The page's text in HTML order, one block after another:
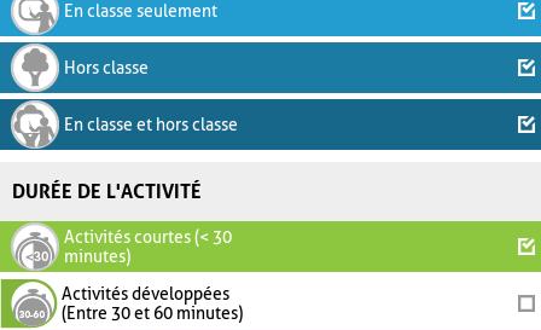
En classe seulement
Hors classe
En classe et hors classe
DURÉE DE L'ACTIVITÉ
Activités courtes (< 30
minutes)
Activités développées
(Entre 30 et 60 minutes)